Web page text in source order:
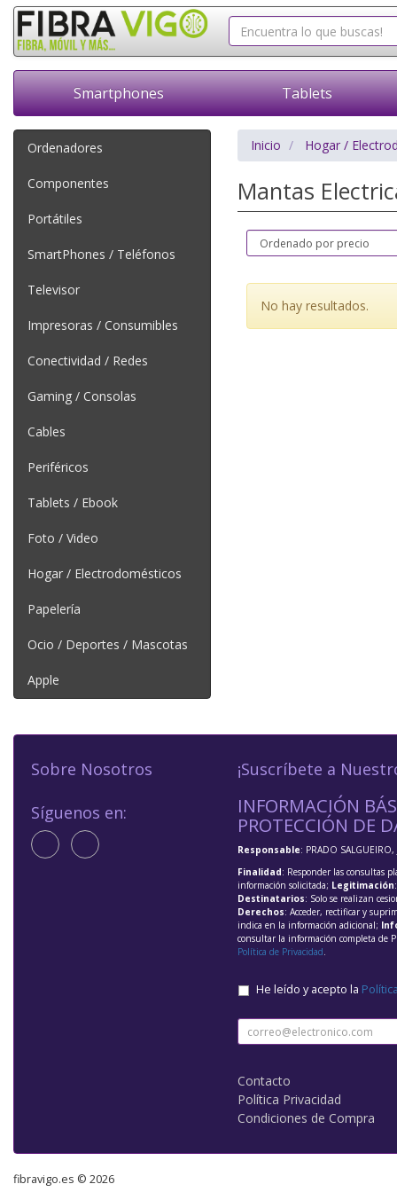
Smartphones Tablets
Ordenadores
Componentes
Portátiles
SmartPhones / Teléfonos
Televisor
Impresoras / Consumibles
Conectividad / Redes
Gaming / Consolas
Cables
Periféricos
Tablets / Ebook
Foto / Video
Hogar / Electrodomésticos
Papelería
Ocio / Deportes / Mascotas
Apple
Inicio Hogar /
Mantas
No hay resultados.
Sobre Nosotros
Síguenos en:
¡Suscríbete a
INFORMACIÓN
PROTECCIÓN DE
Responsable: PRADO SALGUEIRO,
Finalidad: Responder las consultas
información solicitada; Legitimación
Destinatarios: Solo se realizan
Derechos: Acceder, rectificar y
indica en la información adicional;
consultar la información completa de
Política de Privacidad.
He leído y acepto la
Contacto
Política Privacidad
Condiciones de Compra
fibravigo.es © 2026